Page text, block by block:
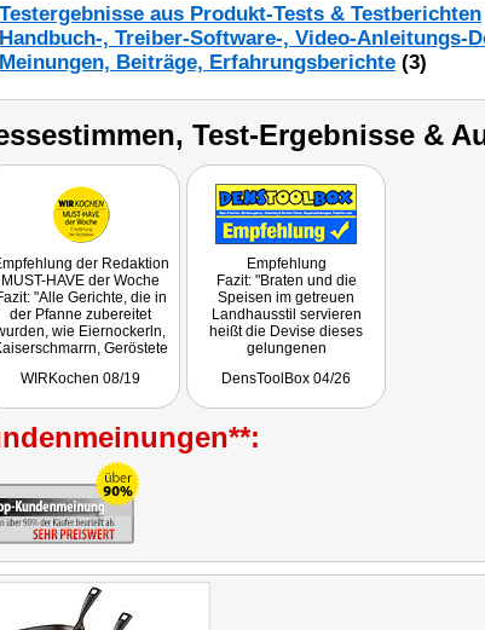
Testergebnisse aus Produkt-Tests & Testberichten
Handbuch-, Treiber-Software-, Video-Anleitungs-
Meinungen, Beiträge, Erfahrungsberichte (3)
Test-Ergebnisse &
der Redaktion
MUST-HAVE der Woche
"Alle Gerichte, die in
der Pfanne zubereitet
wie Eiernockerln,
Geröstete
Eierschwammerl-Gröstl,
nur Bratkartoffeln
gelangen perfekt, da die
Wärmeverteilung der
wirklich ideal ist. Die
Gerichte sind im
gemacht.
Variieren Sie Zutaten, die
zaubern Sie mit der
Pfannen neue, individuelle
Gerichte!"
WIRKochen 08/19
Empfehlung
Fazit: "Braten und die
Speisen im getreuen
Landhausstil servieren
heißt die Devise dieses
gelungenen
Getestet wurde NC-2900.
DensToolBox 04/26